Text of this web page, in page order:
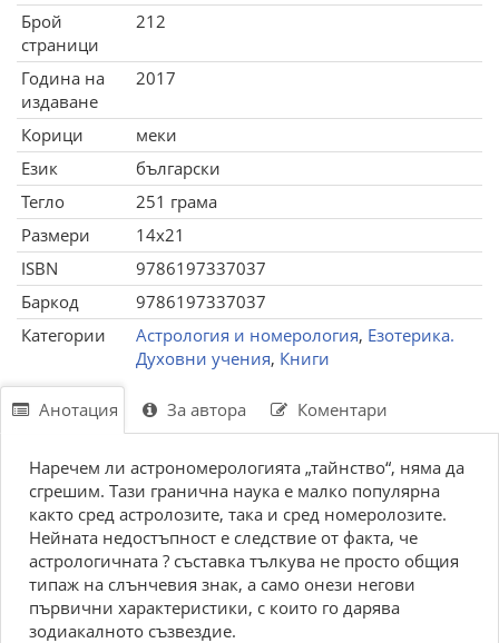
Брой
страници
212
Година на
издаване
2017
Корици
меки
Език
български
Тегло
251 грама
Размери
14x21
ISBN
9786197337037
Баркод
9786197337037
Категории
Астрология и номерология, Езотерика.
Духовни учения, Книги
Анотация За автора Коментари
Наречем ли астрономерологията „тайнство“, няма да
сгрешим. Тази гранична наука е малко популярна
както сред астролозите, така и сред номеролозите.
Нейната недостъпност е следствие от фак­та, че
астрологичната ? съставка тълкува не просто общия
типаж на слънчевия знак, а само онези негови
първични характеристики, с които го дарява
зодиакалното съзвездие.